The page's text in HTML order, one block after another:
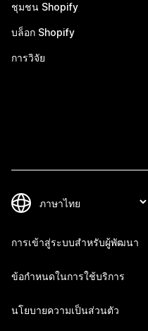
ชุมชน Shopify
บล็อก Shopify
การวิจัย
การเข้าสู่ระบบสำหรับผู้พัฒนา
ข้อกำหนดในการใช้บริการ
นโยบายความเป็นส่วนตัว